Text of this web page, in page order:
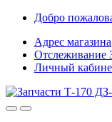
Skip
navigation
Skip
content
Добро
Адрес магазина
Отслеживание
Личный